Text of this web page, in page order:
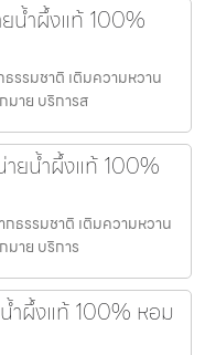
น้ำผึ้งแท้ 100%
รรมชาติ เติมความหวาน
มาย บริการส
ายน้ำผึ้งแท้ 100%
ธรรมชาติ เติมความหวาน
มาย บริการ
ำผึ้งแท้ 100% หอม